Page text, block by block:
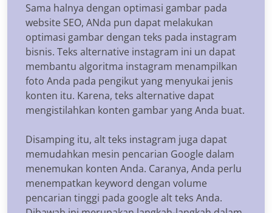
Sama halnya dengan optimasi gambar pada
website SEO, ANda pun dapat melakukan
optimasi gambar dengan teks pada instagram
bisnis. Teks alternative instagram ini un dapat
membantu algoritma instagram menampilkan
foto Anda pada pengikut yang menyukai jenis
konten itu. Karena, teks alternative dapat
mengistilahkan konten gambar yang Anda buat.
Disamping itu, alt teks instagram juga dapat
memudahkan mesin pencarian Google dalam
menemukan konten Anda. Caranya, Anda perlu
menempatkan keyword dengan volume
pencarian tinggi pada google alt teks Anda.